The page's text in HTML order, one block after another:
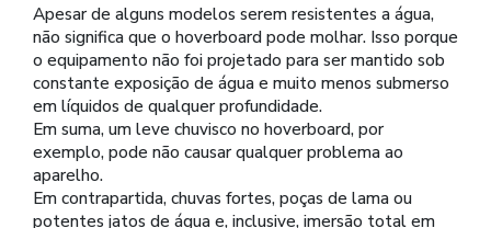
Apesar de alguns modelos serem resistentes a água,
não significa que o hoverboard pode molhar. Isso porque
o equipamento não foi projetado para ser mantido sob
constante exposição de água e muito menos submerso
em líquidos de qualquer profundidade.
Em suma, um leve chuvisco no hoverboard, por
exemplo, pode não causar qualquer problema ao
aparelho.
Em contrapartida, chuvas fortes, poças de lama ou
potentes jatos de água e, inclusive, imersão total em